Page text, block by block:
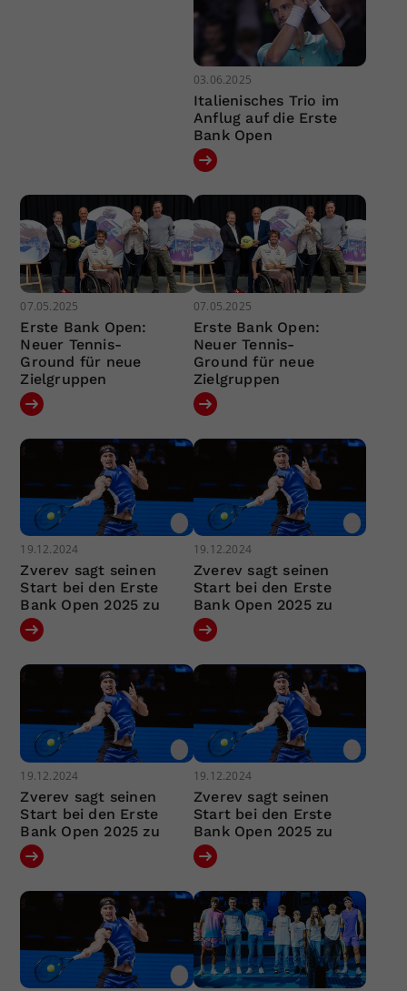
03.06.2025
Italienisches Trio im
Anflug auf die Erste
Bank Open
07.05.2025
Erste Bank Open:
Neuer Tennis-
Ground für neue
Zielgruppen
07.05.2025
Erste Bank Open:
Neuer Tennis-
Ground für neue
Zielgruppen
19.12.2024
Zverev sagt seinen
Start bei den Erste
Bank Open 2025 zu
19.12.2024
Zverev sagt seinen
Start bei den Erste
Bank Open 2025 zu
19.12.2024
Zverev sagt seinen
Start bei den Erste
Bank Open 2025 zu
19.12.2024
Zverev sagt seinen
Start bei den Erste
Bank Open 2025 zu